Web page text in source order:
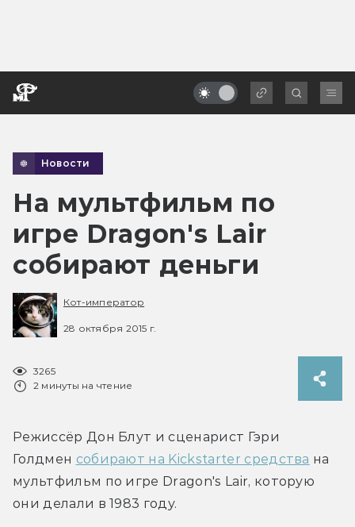
Новости
На мультфильм по
игре Dragon's Lair
собирают деньги
Кот-император
28 октября 2015 г.
3265
2 минуты на чтение
Режиссёр Дон Блут и сценарист Гэри
Голдмен собирают на Kickstarter средства на
мультфильм по игре Dragon's Lair, которую
они делали в 1983 году.